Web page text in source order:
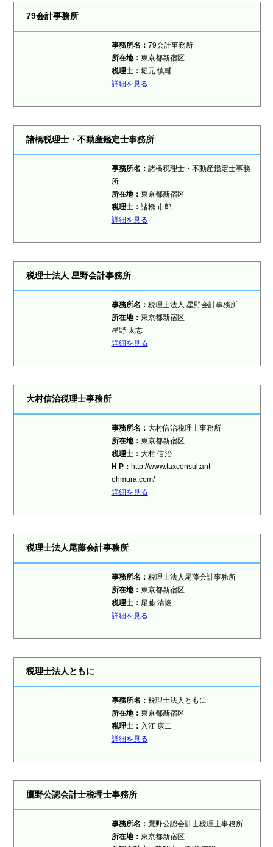
79会計事務所
事務所名： 79会計事務所
所在地： 東京都新宿区
税理士： 堀元 慎輔
詳細を見る
諸橋税理士・不動産鑑定士事務所
事務所名： 諸橋税理士・不動産鑑定士事務
所
所在地： 東京都新宿区
税理士： 諸橋 市郎
詳細を見る
税理士法人 星野会計事務所
事務所名： 税理士法人 星野会計事務所
所在地： 東京都新宿区
星野 太志
詳細を見る
大村信治税理士事務所
事務所名： 大村信治税理士事務所
所在地： 東京都新宿区
税理士： 大村 信治
H P： http://www.taxconsultant-
ohmura.com/
詳細を見る
税理士法人尾藤会計事務所
事務所名： 税理士法人尾藤会計事務所
所在地： 東京都新宿区
税理士： 尾藤 清隆
詳細を見る
税理士法人ともに
事務所名： 税理士法人ともに
所在地： 東京都新宿区
税理士： 入江 康二
詳細を見る
鷹野公認会計士税理士事務所
事務所名： 鷹野公認会計士税理士事務所
所在地： 東京都新宿区